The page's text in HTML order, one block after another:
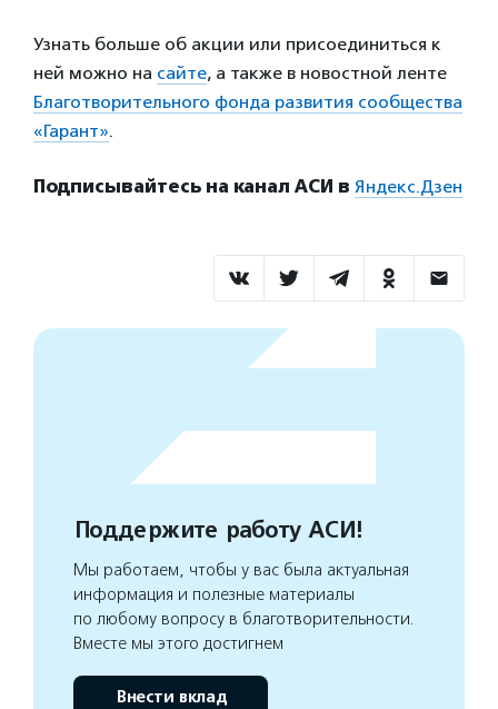
Узнать больше об акции или присоединиться к
ней можно на сайте, а также в новостной ленте
Благотворительного фонда развития сообщества
«Гарант».
Подписывайтесь на канал АСИ в Яндекс.Дзен
Поддержите работу АСИ!
Мы работаем, чтобы у вас была актуальная
информация и полезные материалы
по любому вопросу в благотворительности.
Вместе мы этого достигнем
Внести вклад